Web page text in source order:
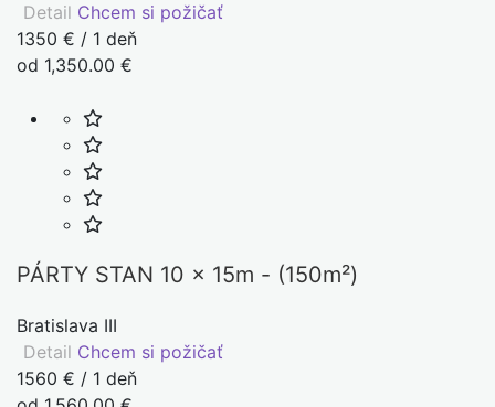
Detail Chcem si požičať
1350 € / 1 deň
od 1,350.00 €
PÁRTY STAN 10 x 15m - (150m²)
Bratislava III
Detail Chcem si požičať
1560 € / 1 deň